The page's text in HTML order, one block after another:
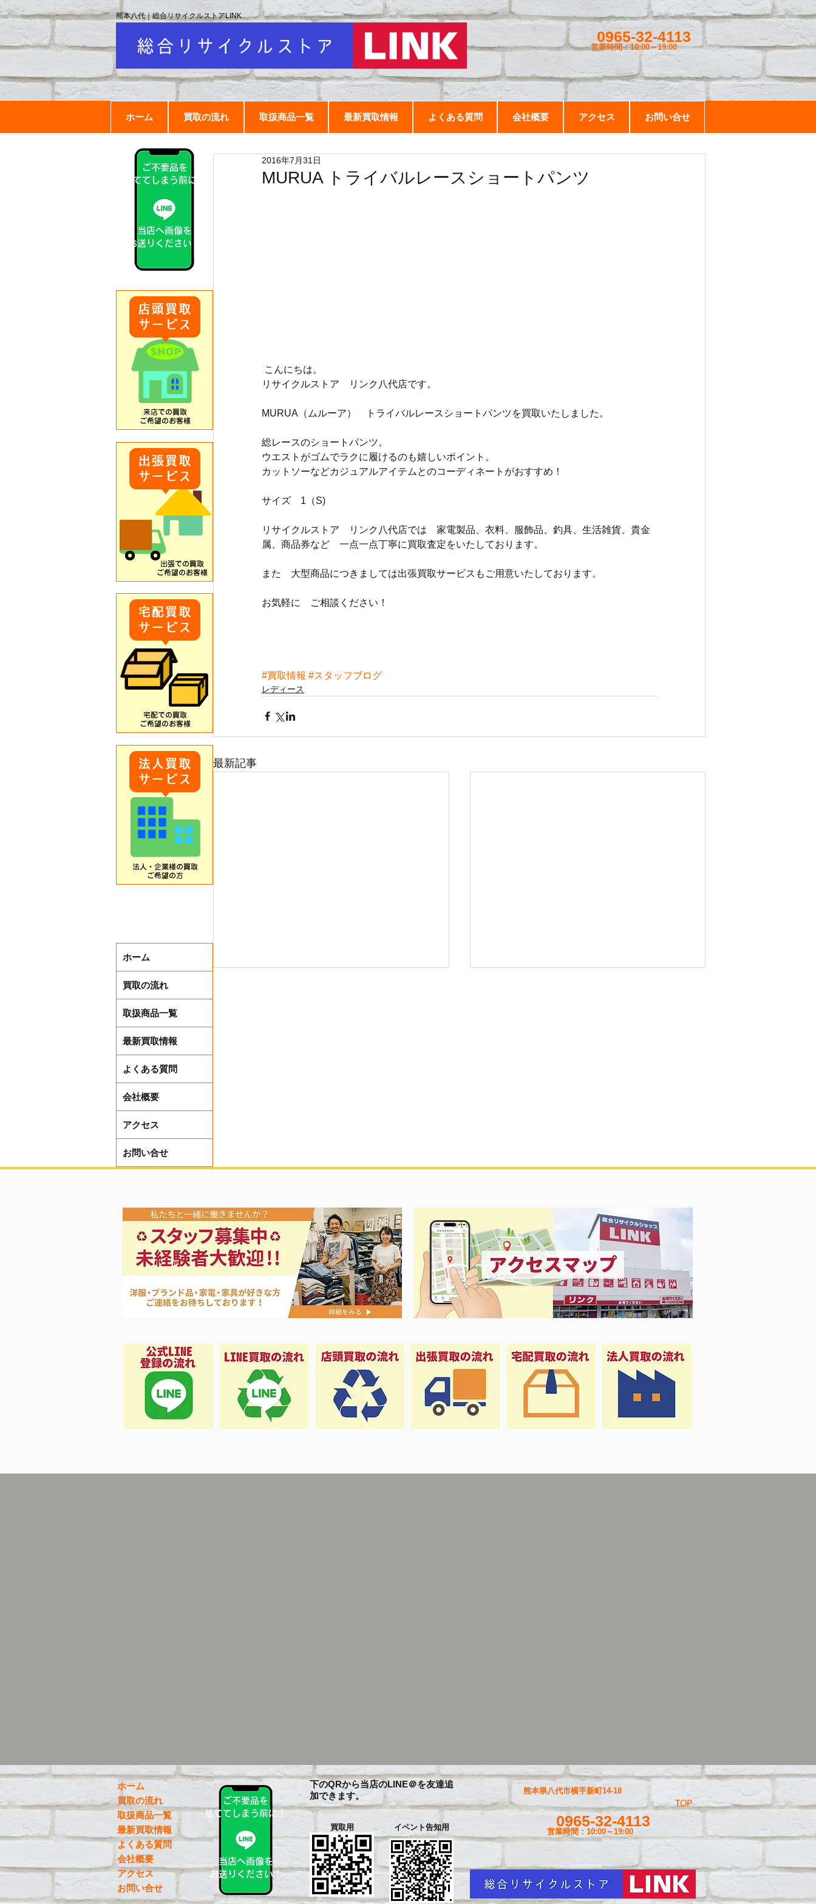
0965-32-4113
営業時間：10:00～19:00
ホーム 買取の流れ 取扱商品一覧 最新買取情報 よくある質問 会社概要 アクセス お問い合せ
熊本八代｜総合リサイクルストアLINK
MURUA トライバルレースショートパンツ
2016年7月31日
こんにちは。
リサイクルストア　リンク八代店です。
MURUA（ムルーア）　トライバルレースショートパンツを買取いたしました。
総レースのショートパンツ。
ウエストがゴムでラクに履けるのも嬉しいポイント。
カットソーなどカジュアルアイテムとのコーディネートがおすすめ！
サイズ　1（S)
リサイクルストア　リンク八代店では　家電製品、衣料、服飾品、釣具、生活雑貨、貴金
属、商品券など　一点一点丁寧に買取査定をいたしております。
また　大型商品につきましては出張買取サービスもご用意いたしております。
お気軽に　ご相談ください！
#買取情報 #スタッフブログ
レディース
最新記事
ホーム
買取の流れ
取扱商品一覧
最新買取情報
よくある質問
会社概要
アクセス
お問い合せ
ご不要品を
捨ててしまう前に！
当店へ画像を
お送りください！
ホーム
買取の流れ
取扱商品一覧
最新買取情報
よくある質問
会社概要
アクセス
お問い合せ
ご不要品を
捨ててしまう前に！
当店へ画像を
お送りください！
下のQRから当店のLINE＠を友達追
加できます。
買取用 イベント告知用
TOP
0965-32-4113
営業時間：10:00～19:00
熊本県八代市横手新町14-18